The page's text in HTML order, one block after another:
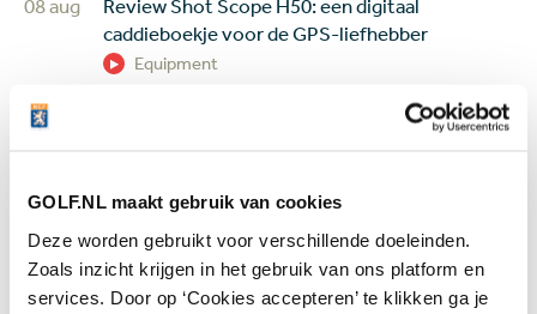
GOLF.NL maakt gebruik van cookies
Deze worden gebruikt voor verschillende doeleinden.
Zoals inzicht krijgen in het gebruik van ons platform en
services. Door op ‘Cookies accepteren’ te klikken ga je
08 aug
Review Shot Scope H50: een digitaal
caddieboekje voor de GPS-liefhebber
Equipment
07 aug
Golfbaan The Fox gekocht door Brabantse
vastgoedbelegger: maar gaat er ook gegolft
Banen & Clubs
07 aug
In golf kent leeftijd geen grenzen: 50 jaar
verschil tussen de oudste en jongste
deelneemster US Women's Amateur